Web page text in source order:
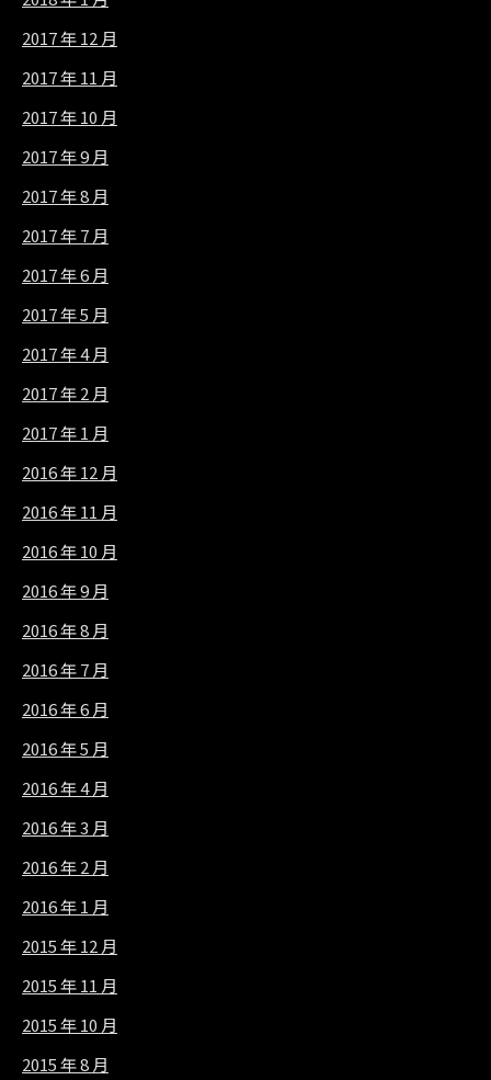
2017 年 12 月
2017 年 11 月
2017 年 10 月
2017 年 9 月
2017 年 8 月
2017 年 7 月
2017 年 6 月
2017 年 5 月
2017 年 4 月
2017 年 2 月
2017 年 1 月
2016 年 12 月
2016 年 11 月
2016 年 10 月
2016 年 9 月
2016 年 8 月
2016 年 7 月
2016 年 6 月
2016 年 5 月
2016 年 4 月
2016 年 3 月
2016 年 2 月
2016 年 1 月
2015 年 12 月
2015 年 11 月
2015 年 10 月
2015 年 8 月